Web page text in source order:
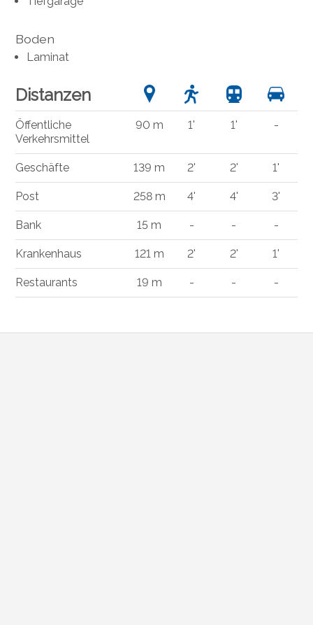
Boden
Laminat
Distanzen
Öffentliche
Verkehrsmittel
90 m 1' 1' -
Geschäfte 139 m 2' 2' 1'
Post 258 m 4' 4' 3'
Bank 15 m - - -
Krankenhaus 121 m 2' 2' 1'
Restaurants 19 m - - -